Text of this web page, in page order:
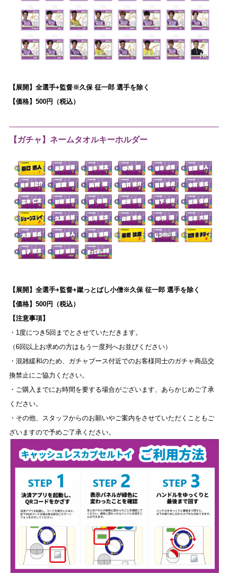
【展開】全選手+監督※久保 征一郎 選手を除く
【価格】500円（税込）
【ガチャ】ネームタオルキーホルダー
【展開】全選手+監督+蹴っとばし小僧※久保 征一郎 選手を除く
【価格】500円（税込）
【注意事項】
・1度につき5回までとさせていただきます。
（6回以上お求めの方はもう一度列へお並びください）
・混雑緩和のため、ガチャブース付近でのお客様同士のガチャ商品交
換禁止にご協力ください。
・ご購入までにお時間を要する場合がございます、あらかじめご了承
ください。
・その他、スタッフからのお願いやご案内をさせていただくこともご
ざいますので予めご了承ください。